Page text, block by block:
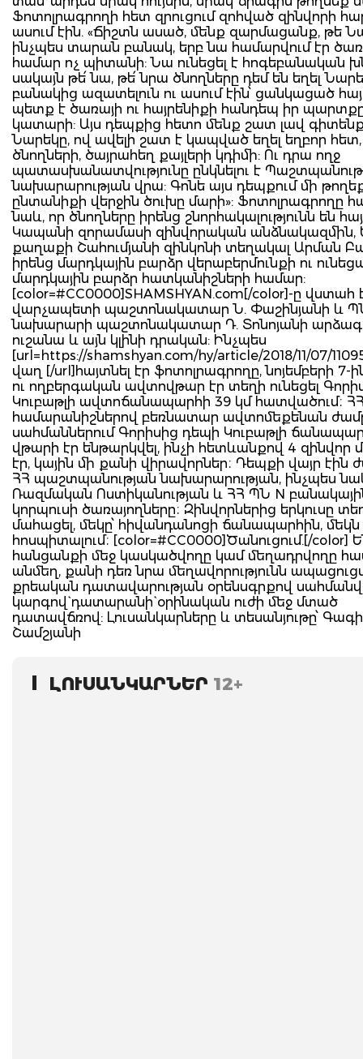
Ֆոտոլրագրողի հետ զրուցում զոհված զինվորի
ասում էին. «Ճիշտն ասած, մենք զարմացանք, թե
ինչպես տարան բանակ, երբ նա համարվում էր
համար ոչ պիտանի: Նա ունեցել է հոգեբանական
սակայն թե՛ նա, թե՛ նրա ծնողները դեմ են եղել
բանակից ազատելուն ու ասում էին՝ ցանկացած
պետք է ծառայի ու հայրենիքի հանդեպ իր
կատարի: Այս դեպքից հետո մենք շատ լավ
Նարեկը, ով ավելի շատ է կապված եղել եղբոր
ծնողների, ծայրահեղ քայլերի կդիմի: Ու դրա ողջ
պատասխանատվությունը ընկնելու է
նախարարության վրա: Գոնե այս դեպքում մի
ընտանիքի վերջին ծուխը մարի»: Ֆոտոլրագրողը
նաև, որ ծնողները իրենց շնորհակալությունն են
Կապանի զորամասի զինվորական անձնակազմին,
քաղաքի Շահումյանի զինկոնի տեղակալ Արման
իրենց մարդկային բարձր վերաբերմունքի ու
մարդկային բարձր հատկանիշների համար:
[color=#CC0000]SHAMSHYAN.com[/color]-ը վստահ
վարչապետի պաշտոնակատար Ն. Փաշինյանի և
նախարարի պաշտոնակատար Դ. Տոնոյանի
ուշանա և այն կլինի դրական: Ինչպես
[url=https://shamshyan.com/hy/article/2018/11/07/
վաղ [/url]հայտնել էր ֆոտոլրագրողը, նոյեմբերի 7-
ու ողբերգական ավտովթար էր տեղի ունեցել
Կուբաթլի ավտոճանապարհի 39 կմ հատվածում։
համարանիշներով բեռնատար ավտոմեքենան ժամը
սահմաններում Գորիսից դեպի Կուբաթլի
վթարի էր ենթարկվել, ինչի հետևանքով 4 զինվոր
էր, կային մի քանի վիրավորներ։ Դեպքի վայր էին
ՀՀ պաշտպանության նախարարության, ինչպես
Ռազմական Ոստիկանության և ՀՀ ՊՆ N
կորպուսի ծառայողները։ Զինվորներից երկուսը
մահացել, մեկը՝ հիվանդանոցի ճանապարհին, մեկն
հոսպիտալում։ [color=#CC0000]Ծանուցում.[/color]
հանցանքի մեջ կասկածվողը կամ մեղադրվողը
անմեղ, քանի դեռ նրա մեղավորությունն
քրեական դատավարության օրենսգրքով
կարգով` դատարանի` օրինական ուժի մեջ մտած
դատավճռով: Լուսանկարները և տեսանյութը՝
Շամշյանի
ԼՈՒՍԱՆԿԱՐՆԵՐ 12+